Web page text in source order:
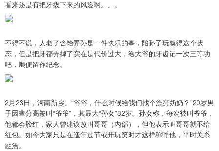
看来还是有把牙拔下来的风险啊。。。
不得不说，人老了含饴弄孙是一件快乐的事，陪孙子玩就得这个状
态，但是把牙都弄掉了实在是代价过大，给大爷的牙齿记一次三等功
吧，顺便留作纪念。
2月23日，河南新乡。“爷爷，什么时候给我们找个漂亮奶奶？”20岁男
子因辈分高被叫“爷爷”，其最大“孙女”32岁。孙女称，每次被叫爷爷，
他都会脸红，家人曾建议改叫哥哥（内部），但他表示叫哥哥就不给
红包。如今大家只是在逢年过节或开玩笑时才这样称呼他，平时关系
融洽。